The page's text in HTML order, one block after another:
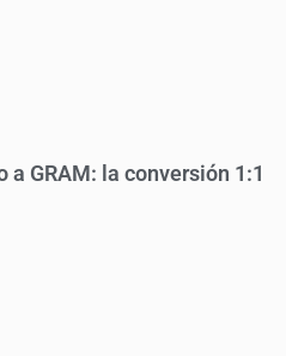
GRAM: la conversión 1:1